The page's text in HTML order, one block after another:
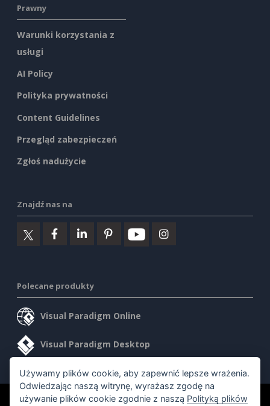
Prawny
Warunki korzystania z
usługi
AI Policy
Polityka prywatności
Content Guidelines
Przegląd zabezpieczeń
Zgłoś nadużycie
Znajdź nas na
Polecane produkty
Visual Paradigm Online
Visual Paradigm Desktop
©2026 by Visual Paradigm. Wszelkie prawa zastrzeżone.
Używamy plików cookie, aby zapewnić lepsze wrażenia.
Odwiedzając naszą witrynę, wyrażasz zgodę na
używanie plików cookie zgodnie z naszą Polityką plików